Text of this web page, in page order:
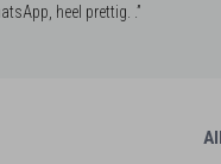
heel prettig. .”